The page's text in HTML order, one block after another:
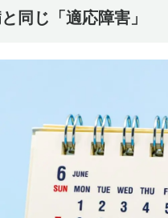
同じ「適応障害」